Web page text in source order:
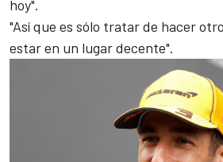
hoy".
"Así que es sólo tratar de hacer
estar en un lugar decente".